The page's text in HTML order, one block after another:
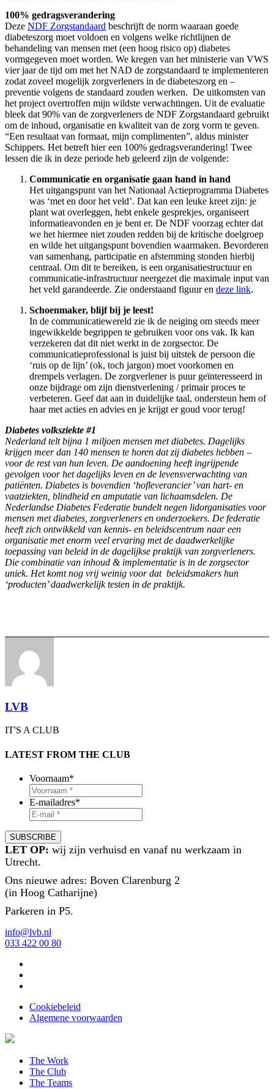
100% gedragsverandering
Deze NDF Zorgstandaard beschrijft de norm waaraan goede
diabeteszorg moet voldoen en volgens welke richtlijnen de
behandeling van mensen met (een hoog risico op) diabetes
vormgegeven moet worden. We kregen van het ministerie van VWS
vier jaar de tijd om met het NAD de zorgstandaard te implementeren
zodat zoveel mogelijk zorgverleners in de diabeteszorg en –
preventie volgens de standaard zouden werken. De uitkomsten van
het project overtroffen mijn wildste verwachtingen. Uit de evaluatie
bleek dat 90% van de zorgverleners de NDF Zorgstandaard gebruikt
om de inhoud, organisatie en kwaliteit van de zorg vorm te geven.
“Een resultaat van formaat, mijn complimenten”, aldus minister
Schippers. Het betreft hier een 100% gedragsverandering! Twee
lessen die ik in deze periode heb geleerd zijn de volgende:
Communicatie en organisatie gaan hand in hand
Het uitgangspunt van het Nationaal Actieprogramma Diabetes
was ‘met en door het veld’. Dat kan een leuke kreet zijn: je
plant wat overleggen, hebt enkele gesprekjes, organiseert
informatieavonden en je bent er. De NDF voorzag echter dat
we het hiermee niet zouden redden bij de kritische doelgroep
en wilde het uitgangspunt bovendien waarmaken. Bevorderen
van samenhang, participatie en afstemming stonden hierbij
centraal. Om dit te bereiken, is een organisatiestructuur en
communicatie-infrastructuur neergezet die maximale input van
het veld garandeerde. Zie onderstaand figuur en deze link.
Schoenmaker, blijf bij je leest!
In de communicatiewereld zie ik de neiging om steeds meer
ingewikkelde begrippen te gebruiken voor ons vak. Ik kan
verzekeren dat dit niet werkt in de zorgsector. De
communicatieprofessional is juist bij uitstek de persoon die
‘ruis op de lijn’ (ok, toch jargon) moet voorkomen en
drempels verlagen. De zorgverlener is puur geïnteresseerd in
onze bijdrage om zijn dienstverlening / primair proces te
verbeteren. Geef dat aan in duidelijke taal, ondersteun hem of
haar met acties en advies en je krijgt er goud voor terug!
Diabetes volksziekte #1
Nederland telt bijna 1 miljoen mensen met diabetes. Dagelijks
krijgen meer dan 140 mensen te horen dat zij diabetes hebben –
voor de rest van hun leven. De aandoening heeft ingrijpende
gevolgen voor het dagelijks leven en de levensverwachting van
patiënten. Diabetes is bovendien ‘hofleverancier’ van hart- en
vaatziekten, blindheid en amputatie van lichaamsdelen. De
Nederlandse Diabetes Federatie bundelt negen lidorganisaties voor
mensen met diabetes, zorgverleners en onderzoekers. De federatie
heeft zich ontwikkeld van kennis- en beleidscentrum naar een
organisatie met enorm veel ervaring met de daadwerkelijke
toepassing van beleid in de dagelijkse praktijk van zorgverleners.
Die combinatie van inhoud & implementatie is in de zorgsector
uniek. Het komt nog vrij weinig voor dat beleidsmakers hun
‘producten’ daadwerkelijk testen in de praktijk.
LVB
IT'S A CLUB
LATEST FROM THE CLUB
Voornaam*
E-mailadres*
LET OP: wij zijn verhuisd en vanaf nu werkzaam in
Utrecht.
Ons nieuwe adres: Boven Clarenburg 2
(in Hoog Catharijne)
Parkeren in P5.
info@lvb.nl
033 422 00 80
Cookiebeleid
Algemene voorwaarden
The Work
The Club
The Teams